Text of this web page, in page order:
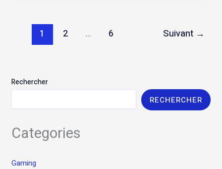
conseils
bien
1 2 … 6 Suivant →
Rechercher
RECHERCHER
Categories
Gaming